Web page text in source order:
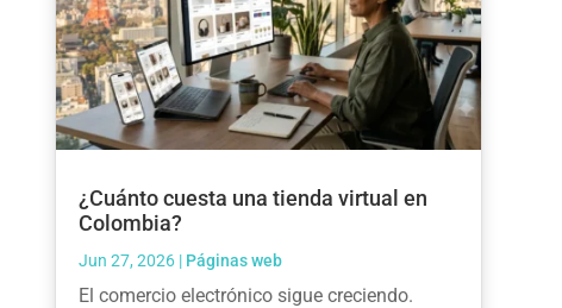
¿Cuánto cuesta una tienda virtual en
Colombia?
Jun 27, 2026| Páginas web
El comercio electrónico sigue creciendo.